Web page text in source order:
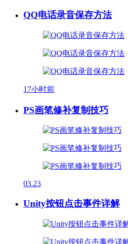
QQ电话录音保存方法
17小时前
PS画笔修补复制技巧
03.23
Unity按钮点击事件详解